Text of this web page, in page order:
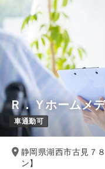
時間
8:30～17:30 （
Ｒ．Ｙホームメ
車通勤可
静岡県湖西市古見７
ン】